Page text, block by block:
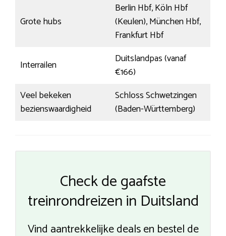
Grote hubs
Berlin Hbf, Köln Hbf
(Keulen), München Hbf,
Frankfurt Hbf
Interrailen
Duitslandpas (vanaf
€166)
Veel bekeken
bezienswaardigheid
Schloss Schwetzingen
(Baden-Württemberg)
Check de gaafste
treinrondreizen in Duitsland
Vind aantrekkelijke deals en bestel de